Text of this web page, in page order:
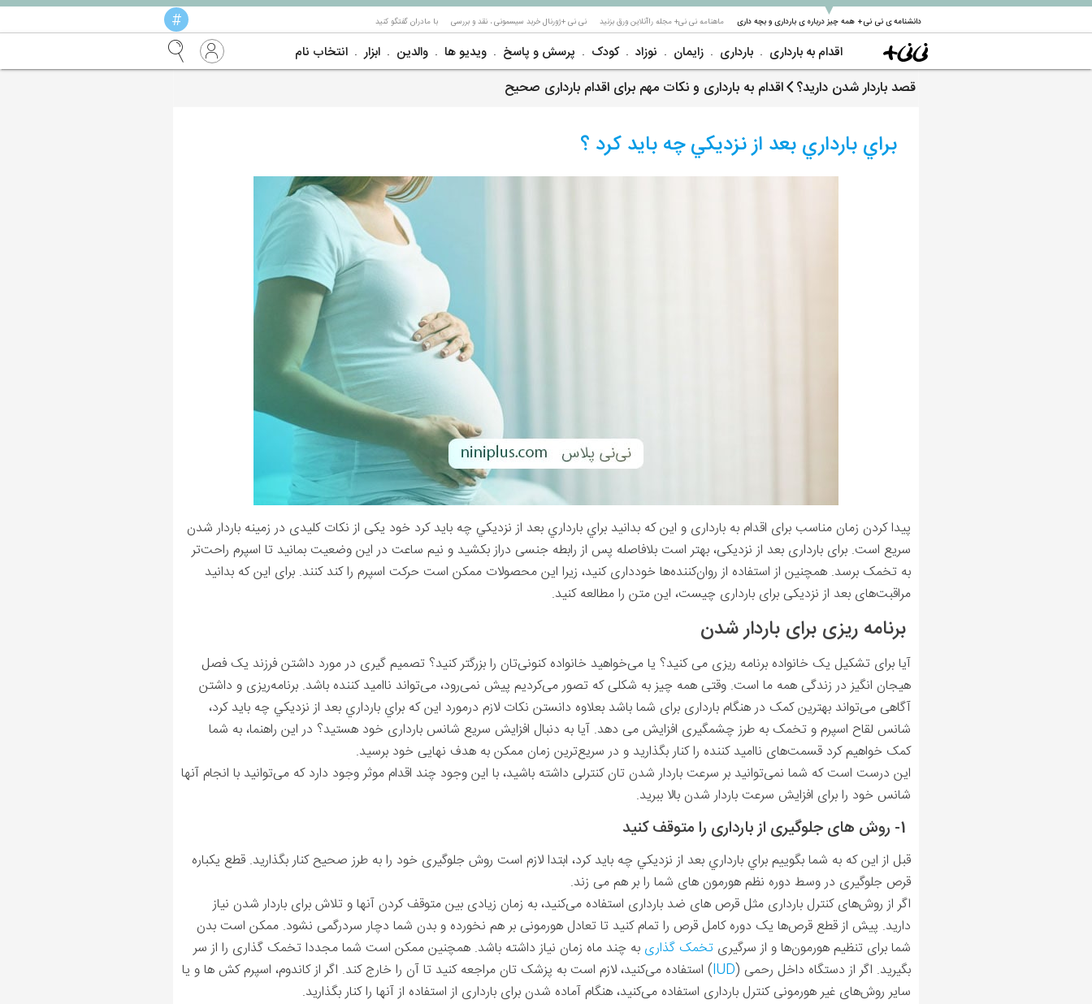
دانشنامه ی نی نی+ همه چیز درباره ی بارداری و بچه داری
▼ ماهنامه نی نی+ مجله راآنلاین ورق بزنید نی نی +ژورنال خربد سیسمونی ، نقد و بررسی با مادران گفتگو کنید #
اقدام به بارداری بارداری زایمان نوزاد کودک پرسش و پاسخ ویدیو ها والدین ابزار انتخاب نام
قصد باردار شدن دارید؟ اقدام به بارداری و نکات مهم برای اقدام بارداری صحیح
براي بارداري بعد از نزديكي چه بايد كرد ؟
پیدا کردن زمان مناسب برای اقدام به بارداری و این که بدانید براي بارداري بعد از نزديكي چه بايد كرد خود یکی از نکات کلیدی در زمینه باردار شدن
سریع است. برای بارداری بعد از نزدیکی، بهتر است بلافاصله پس از رابطه جنسی دراز بکشید و نیم ساعت در این وضعیت بمانید تا اسپرم راحت‌تر
به تخمک برسد. همچنین از استفاده از روان‌کننده‌ها خودداری کنید، زیرا این محصولات ممکن است حرکت اسپرم را کند کنند. برای این که بدانید
مراقبت‌های بعد از نزدیکی برای بارداری چیست، این متن را مطالعه کنید.
برنامه ریزی برای باردار شدن
آیا برای تشکیل یک خانواده برنامه ریزی می کنید؟ یا می‌خواهید خانواده کنونی‌تان را بزرگتر کنید؟ تصمیم‌ گیری در مورد داشتن فرزند یک فصل
هیجان انگیز در زندگی همه ما است. وقتی همه چیز به شکلی که تصور می‌کردیم پیش نمی‌رود، می‌تواند ناامید کننده باشد. برنامه‌ریزی و داشتن
آگاهی می‌تواند بهترین کمک در هنگام بارداری برای شما باشد بعلاوه دانستن نکات لازم درمورد این که براي بارداري بعد از نزديكي چه بايد كرد،
شانس لقاح اسپرم و تخمک به طرز چشمگیری افزایش می دهد. آیا به دنبال افزایش سریع شانس بارداری خود هستید؟ در این راهنما، به شما
کمک خواهیم کرد قسمت‌های ناامید کننده را کنار بگذارید و در سریع‌ترین زمان ممکن به هدف نهایی خود برسید.
این درست است که شما نمی‌توانید بر سرعت باردار شدن تان کنترلی داشته باشید، با این وجود چند اقدام موثر وجود دارد که می‌توانید با انجام آنها
شانس خود را برای افزایش سرعت باردار شدن بالا ببرید.
1- روش های جلوگیری از بارداری را متوقف کنید
قبل از این که به شما بگوییم براي بارداري بعد از نزديكي چه بايد كرد، ابتدا لازم است روش جلوگیری خود را به طرز صحیح کنار بگذارید. قطع یکباره
قرص جلوگیری در وسط دوره نظم هورمون های شما را بر هم می زند.
اگر از روش‌های کنترل بارداری مثل قرص های ضد بارداری استفاده می‌کنید، به زمان زیادی بین متوقف کردن آنها و تلاش برای باردار شدن نیاز
دارید. پیش از قطع قرص‌ها یک دوره کامل قرص را تمام کنید تا تعادل هورمونی بر هم نخورده و بدن شما دچار سردرگمی نشود. ممکن است بدن
شما برای تنظیم هورمون‌ها و از سرگیری تخمک گذاری به چند ماه زمان نیاز داشته باشد. همچنین ممکن است شما مجددا تخمک گذاری را از سر
بگیرید. اگر از دستگاه داخل رحمی (IUD) استفاده می‌کنید، لازم است به پزشک تان مراجعه کنید تا آن را خارج کند. اگر از کاندوم، اسپرم کش ها و یا
سایر روش‌های غیر هورمونی کنترل بارداری استفاده می‌کنید، هنگام آماده شدن برای بارداری از استفاده از آنها را کنار بگذارید.